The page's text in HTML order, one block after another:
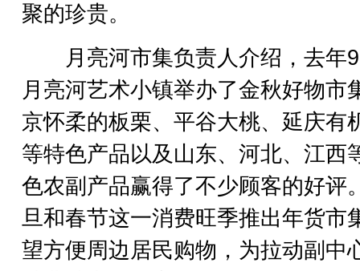
聚的珍贵。
月亮河市集负责人介绍，去年
月亮河艺术小镇举办了金秋好物市
京怀柔的板栗、平谷大桃、延庆有
等特色产品以及山东、河北、江西
色农副产品赢得了不少顾客的好评
旦和春节这一消费旺季推出年货市
望方便周边居民购物，为拉动副中